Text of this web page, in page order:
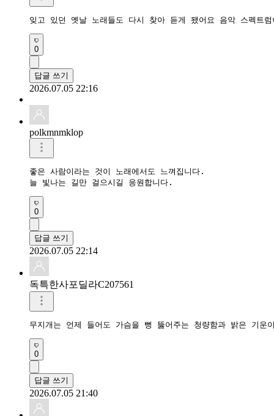
0
답글 쓰기
2026.07.05 22:16
polkmnmklop
좋은 사람이라는 것이 노래에서도 느껴집니다.
늘 빛나는 길만 걸으시길 응원합니다.
0
답글 쓰기
2026.07.05 22:14
독특한사포딜라C207561
무지개는 언제 들어도 가슴을 뻥 뚫어주는 청량함과 밝은 기
0
답글 쓰기
2026.07.05 21:40